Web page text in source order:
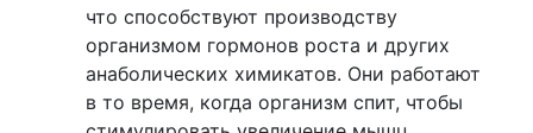
что способствуют производству
организмом гормонов роста и других
анаболических химикатов. Они работают
в то время, когда организм спит, чтобы